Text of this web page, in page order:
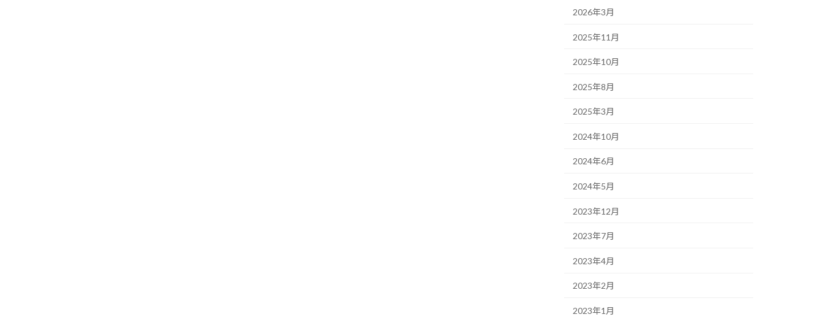
2026年3月
2025年11月
2025年10月
2025年8月
2025年3月
2024年10月
2024年6月
2024年5月
2023年12月
2023年7月
2023年4月
2023年2月
2023年1月